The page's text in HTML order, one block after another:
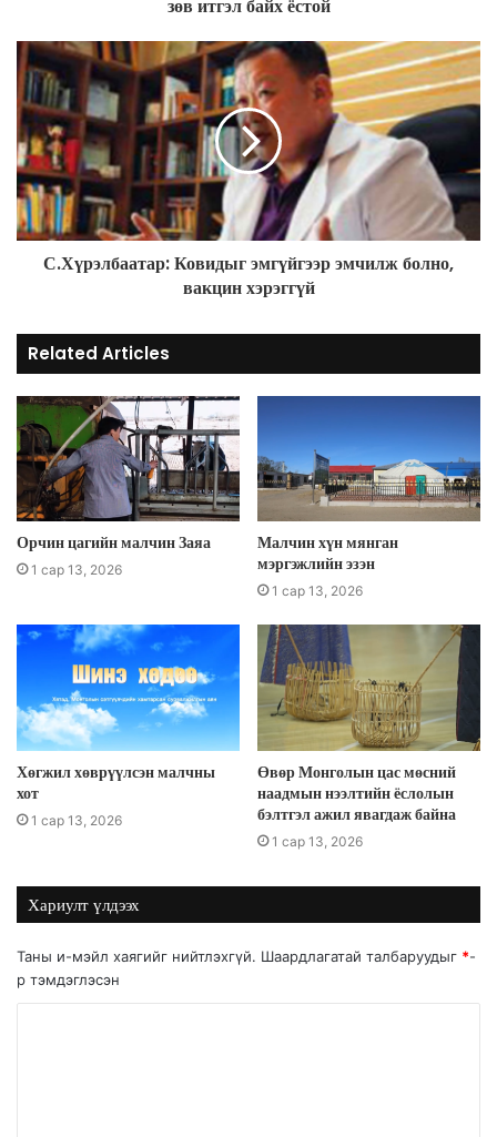
s
зөв итгэл байх ёстой
С.Хүрэлбаатар: Ковидыг эмгүйгээр эмчилж болно,
вакцин хэрэггүй
Related Articles
Орчин цагийн малчин Заяа
1 сар 13, 2026
Малчин хүн мянган
мэргэжлийн эзэн
1 сар 13, 2026
Хөгжил хөврүүлсэн малчны
хот
1 сар 13, 2026
Өвөр Монголын цас мөсний
наадмын нээлтийн ёслолын
бэлтгэл ажил явагдаж байна
1 сар 13, 2026
Хариулт үлдээх
Таны и-мэйл хаягийг нийтлэхгүй. Шаардлагатай талбаруудыг *-
р тэмдэглэсэн